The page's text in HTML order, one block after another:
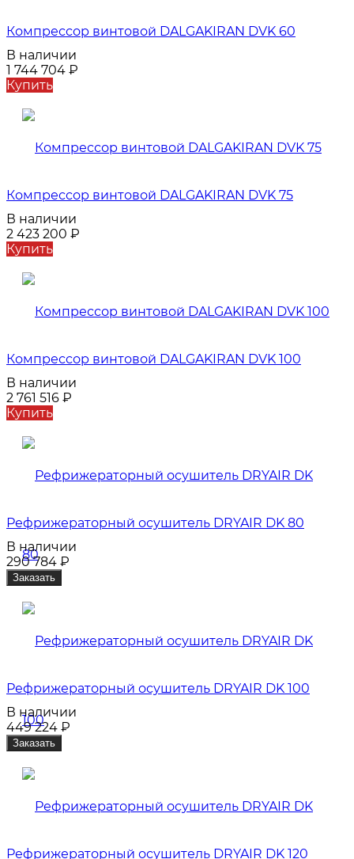
Компрессор винтовой DALGAKIRAN DVK 60
В наличии
1 744 704 ₽
Купить
Компрессор винтовой DALGAKIRAN DVK 75
В наличии
2 423 200 ₽
Купить
Компрессор винтовой DALGAKIRAN DVK 100
В наличии
2 761 516 ₽
Купить
Рефрижераторный осушитель DRYAIR DK 80
В наличии
290 784 ₽
Заказать
Рефрижераторный осушитель DRYAIR DK 100
В наличии
449 224 ₽
Заказать
Рефрижераторный осушитель DRYAIR DK 120